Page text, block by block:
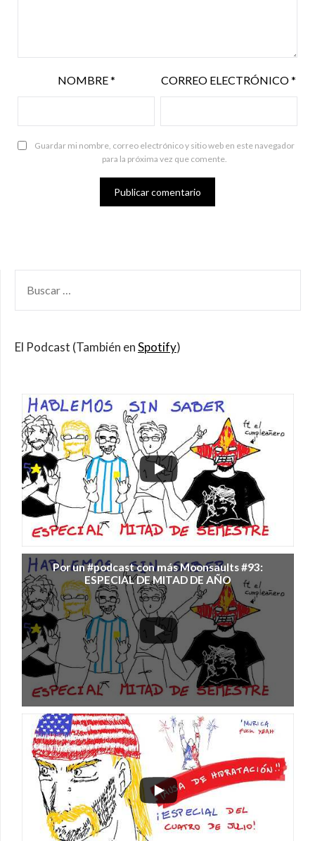
NOMBRE* CORREO ELECTRÓNICO*
Guardar mi nombre, correo electrónico y sitio web en este navegador
para la próxima vez que comente.
POR:
El Podcast (También enSpotify)
Por un #podcast con más Moonsaults #93:
ESPECIAL DE MITAD DE AÑO